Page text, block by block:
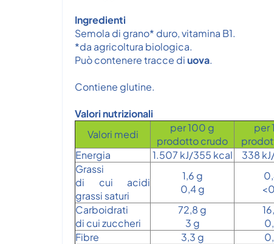
Ingredienti
Semola di grano* duro, vitamina B1.
*da agricoltura biologica.
Può contenere tracce diuova.
Contiene glutine.
Valori nutrizionali
Valori medi
per 100 g
prodotto crudo
per
Energia
1.507 kJ/355 kcal
338
Grassi
di cui acidi
grassi saturi
1,6 g
0,4 g
Carboidrati
di cui zuccheri
72,8 g
3 g
Fibre
3,3 g